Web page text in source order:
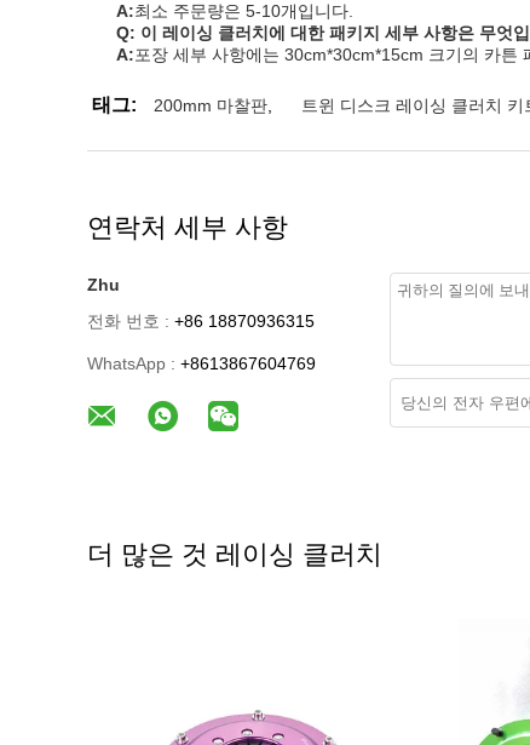
A:최소 주문량은 5-10개입니다.
Q: 이 레이싱 클러치에 대한 패키지 세부 사항은 무엇
A:포장 세부 사항에는 30cm*30cm*15cm 크기의 카튼
태그: 200mm 마찰판 트윈 디스크 레이싱 클러치 키
연락처 세부 사항
Zhu
전화 번호 : +86 18870936315
WhatsApp : +8613867604769
더 많은 것 레이싱 클러치